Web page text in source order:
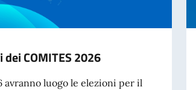
dei COMITES 2026
avranno luogo le elezioni per il